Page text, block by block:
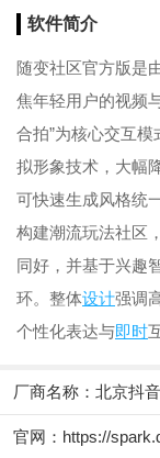
软件简介
随变社区官方版是
焦年轻用户的视频
合拍”为核心交互
拟形象技术，大幅
可快速生成风格统一
构建潮流玩法社区
同好，并基于兴趣
环。整体设计强调
个性化表达与即时
厂商名称： 北京抖
官网： https://